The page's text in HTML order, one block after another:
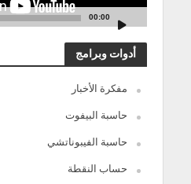
00:00
أدوات وبرامج
مفكرة الأخبار
حاسبة البيفوت
حاسبة الفيبوناتشي
حساب النقطة